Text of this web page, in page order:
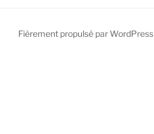
Fièrement propulsé par WordPress